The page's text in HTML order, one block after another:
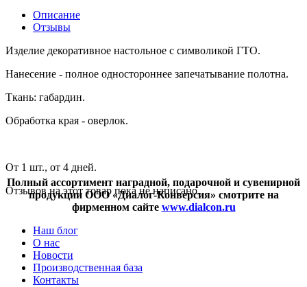
Описание
Отзывы
Изделие декоративное настольное с символикой ГТО.
Нанесение - полное одностороннее запечатывание полотна.
Ткань: габардин.
Обработка края - оверлок.
От 1 шт., от 4 дней.
Отзывов на этот товар пока не написано.
Полный ассортимент наградной, подарочной и сувенирной
продукции ООО «Диалог-Конверсия» смотрите на
фирменном сайте www.dialcon.ru
Наш блог
О нас
Новости
Производственная база
Контакты